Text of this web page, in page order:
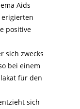
Aids
erigierten
positive
sich zwecks
bei einem
für den
sich